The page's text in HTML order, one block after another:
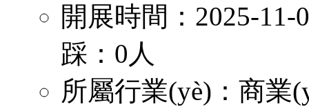
開展時間：2025-
踩：0人
所屬行業(yè)： 商業